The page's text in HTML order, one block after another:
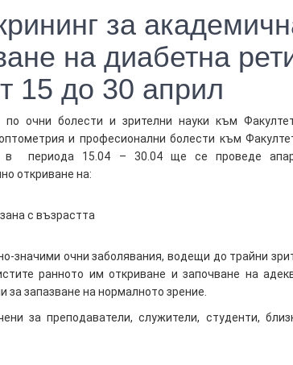
за
на диабетна
15 до 30 април
по очни болести и зрителни науки към
и професионални болести към
в периода 15.04 – 30.04 ще се проведе
откриване на:
с възрастта
значими очни заболявания, водещи до трайни
ранното им откриване и започване на
запазване на нормалното зрение.
за преподаватели, служители, студенти,